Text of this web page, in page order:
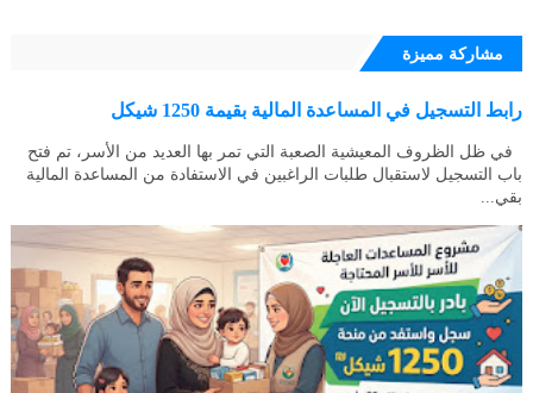
مشاركة مميزة
رابط التسجيل في المساعدة المالية بقيمة 1250 شيكل
في ظل الظروف المعيشية الصعبة التي تمر بها العديد من الأسر، تم فتح
باب التسجيل لاستقبال طلبات الراغبين في الاستفادة من المساعدة المالية
بقي...